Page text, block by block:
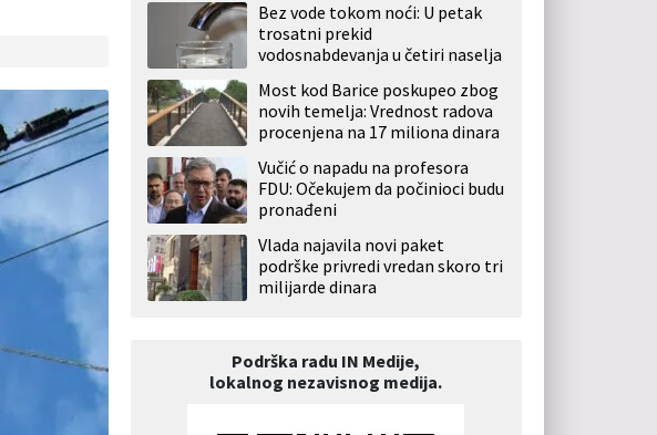
Bez vode tokom noći: U petak
trosatni prekid
vodosnabdevanja u četiri naselja
Most kod Barice poskupeo zbog
novih temelja: Vrednost radova
procenjena na 17 miliona dinara
Vučić o napadu na profesora
FDU: Očekujem da počinioci budu
pronađeni
Vlada najavila novi paket
podrške privredi vredan skoro tri
milijarde dinara
Podrška radu IN Medije,
lokalnog nezavisnog medija.